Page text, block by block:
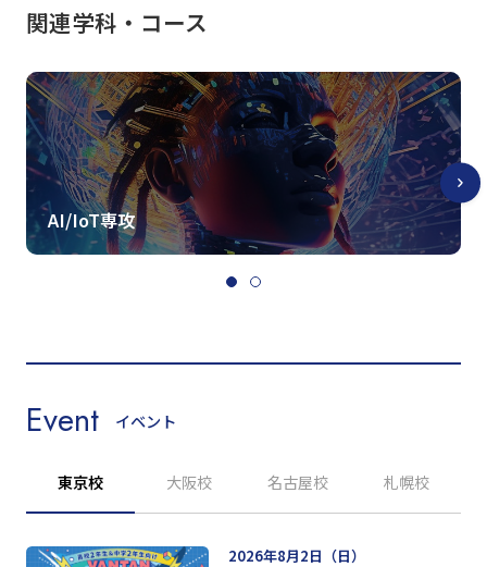
関連学科・コース
AI/IoT専攻
Event イベント
東京校 大阪校 名古屋校 札幌校
2026年8月2日（日）